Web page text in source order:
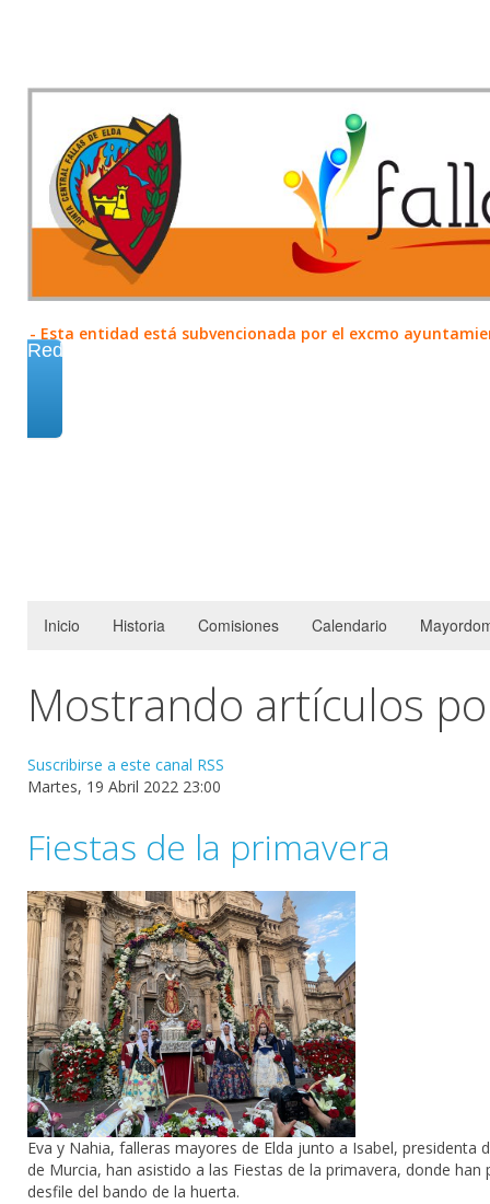
- Esta entidad está subvencionada por el excmo
Redes
Inicio Historia Comisiones Calendario
Mostrando artículos
Suscribirse a este canal RSS
Martes, 19 Abril 2022 23:00
Fiestas de la primavera
Eva y Nahia, falleras mayores de Elda junto a Isabel,
de Murcia, han asistido a las Fiestas de la primavera, donde
desfile del bando de la huerta.